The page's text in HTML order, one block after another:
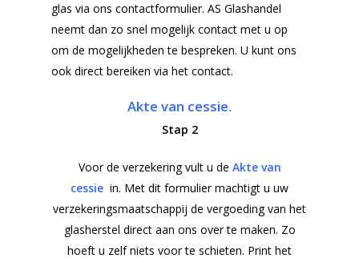
glas via ons contactformulier. AS Glashandel
neemt dan zo snel mogelijk contact met u op
om de mogelijkheden te bespreken. U kunt ons
ook direct bereiken via het contact.
Akte van cessie.
Stap 2
Voor de verzekering vult u de Akte van
cessie in. Met dit formulier machtigt u uw
verzekeringsmaatschappij de vergoeding van het
glasherstel direct aan ons over te maken. Zo
hoeft u zelf niets voor te schieten. Print het